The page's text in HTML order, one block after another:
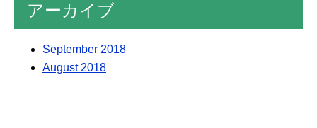
アーカイブ
September 2018
August 2018